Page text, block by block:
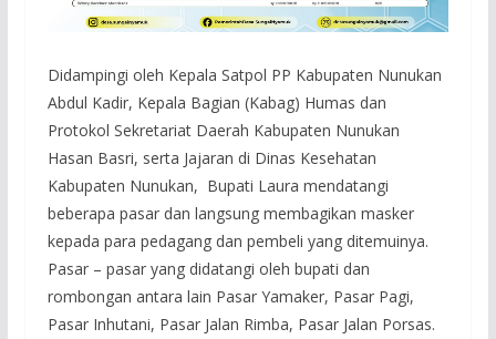
Didampingi oleh Kepala Satpol PP Kabupaten Nunukan
Abdul Kadir, Kepala Bagian (Kabag) Humas dan
Protokol Sekretariat Daerah Kabupaten Nunukan
Hasan Basri, serta Jajaran di Dinas Kesehatan
Kabupaten Nunukan, Bupati Laura mendatangi
beberapa pasar dan langsung membagikan masker
kepada para pedagang dan pembeli yang ditemuinya.
Pasar – pasar yang didatangi oleh bupati dan
rombongan antara lain Pasar Yamaker, Pasar Pagi,
Pasar Inhutani, Pasar Jalan Rimba, Pasar Jalan Porsas.